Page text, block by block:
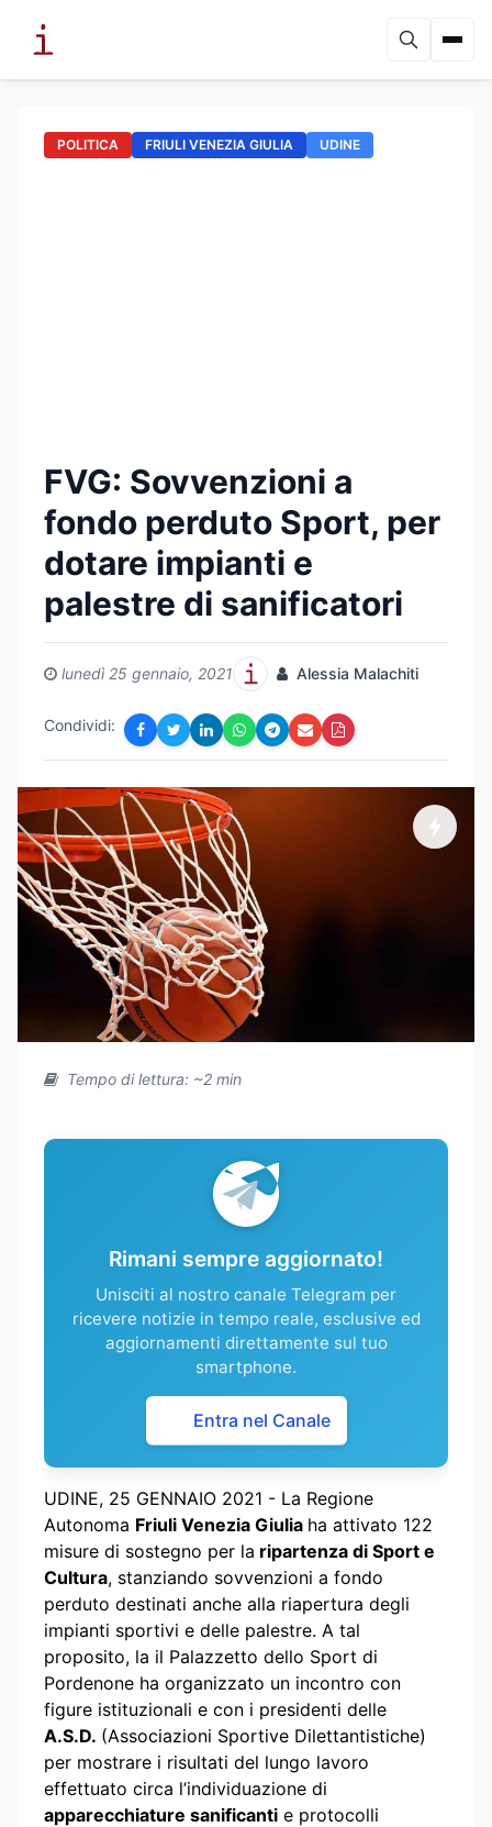
POLITICA FRIULI VENEZIA GIULIA UDINE
FVG: Sovvenzioni a
fondo perduto Sport, per
dotare impianti e
palestre di sanificatori
lunedì 25 gennaio, 2021 Alessia Malachiti
Condividi:
Tempo di lettura: ~2 min
Rimani sempre aggiornato!
Unisciti al nostro canale Telegram per
ricevere notizie in tempo reale, esclusive ed
aggiornamenti direttamente sul tuo
smartphone.
Entra nel Canale
UDINE, 25 GENNAIO 2021 - La Regione
Autonoma Friuli Venezia Giulia ha attivato 122
misure di sostegno per la ripartenza di Sport e
Cultura, stanziando sovvenzioni a fondo
perduto destinati anche alla riapertura degli
impianti sportivi e delle palestre. A tal
proposito, la il Palazzetto dello Sport di
Pordenone ha organizzato un incontro con
figure istituzionali e con i presidenti delle
A.S.D. (Associazioni Sportive Dilettantistiche)
per mostrare i risultati del lungo lavoro
effettuato circa l’individuazione di
apparecchiature sanificanti e protocolli